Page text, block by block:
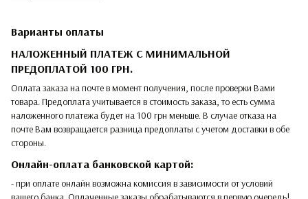
Варианты оплаты
НАЛОЖЕННЫЙ ПЛАТЕЖ С МИНИМАЛЬНОЙ
ПРЕДОПЛАТОЙ 100 ГРН.
Оплата заказа на почте в момент получения, после проверки Вами
товара. Предоплата учитывается в стоимость заказа, то есть сумма
наложенного платежа будет на 100 грн меньше. В случае отказа на
почте Вам возвращается разница предоплаты с учетом доставки в обе
стороны.
Онлайн-оплата банковской картой:
- при оплате онлайн возможна комиссия в зависимости от условий